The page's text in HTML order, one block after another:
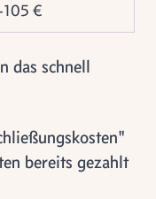
€
das schnell
bereits gezahlt